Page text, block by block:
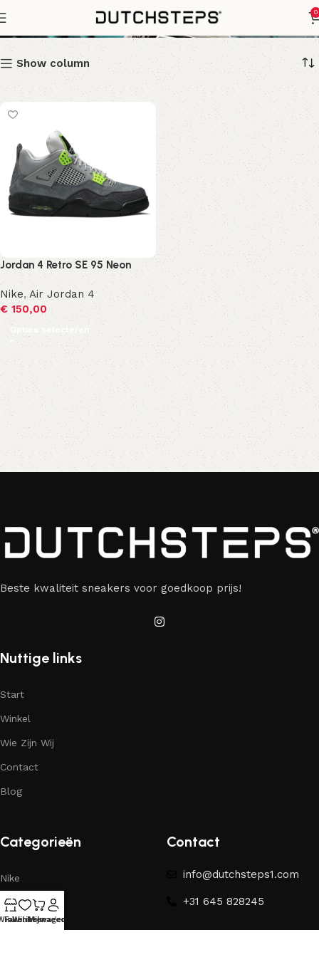
0
Retro SE
Show column
Jordan 4 Retro SE 95 Neon
Nike,Air Jordan 4
€150,00
Opties selecteren
Beste kwaliteit sneakers voor goedkoop prijs!
Nuttige links
Start
Winkel
Wie Zijn Wij
Contact
Blog
Categorieën
Nike
Yeezy
Contact
info@dutchsteps1.com
+31 645 828245
Favorieten
Winkelwagen
Mijn account